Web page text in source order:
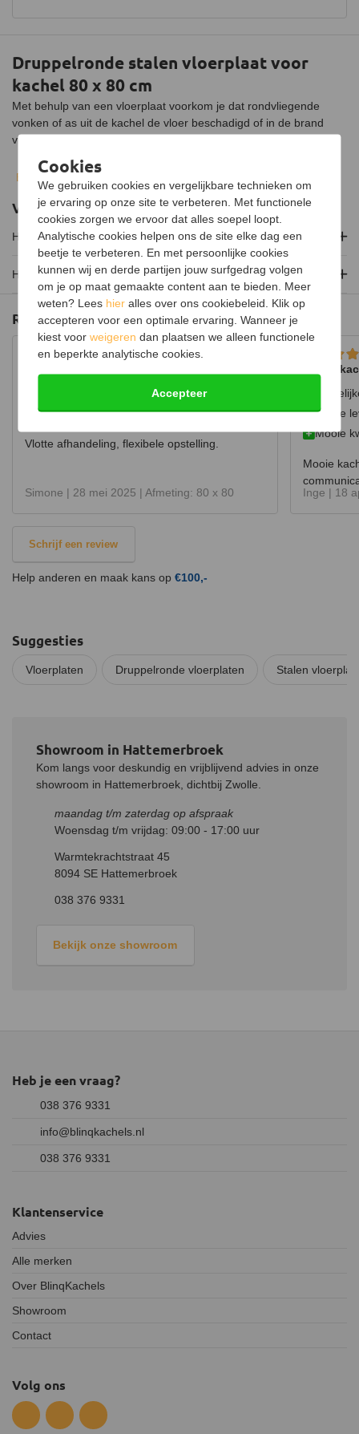
Druppelronde stalen vloerplaat voor
kachel 80 x 80 cm
Met behulp van een vloerplaat voorkom je dat rondvliegende
vonken of as uit de kachel de vloer beschadigd of in de brand
vliegt.
Deze druppelronde stalen vloerplaat van 80 bij 80 centimeter
heeft twee kleine gaatjes in verband met het poedercoaten van
de vloerplaat. Dankzij de poedercoating is de vloerplaat minder
gevoelig voor krassen.
Bekijk volledige beschrijving
Veelgestelde vragen
Hoe installeer ik de vloerplaat?
Hoe wordt de vloerplaat verzonden?
Reviews
Simone | 28 mei 2025 | Afmeting: 80 x 80
Flexibel
Vlotte afhandeling, flexibele opstelling.
Mooie
Inge | 18
Snelle
Mooie
Mooie
Schrijf een review
Help anderen en maak kans op €100,-
Suggesties
Vloerplaten Druppelronde vloerplaten Stalen
Showroom in Hattemerbroek
Kom langs voor deskundig en vrijblijvend advies in onze
showroom in Hattemerbroek, dichtbij Zwolle.
maandag t/m zaterdag op afspraak
Woensdag t/m vrijdag: 09:00 - 17:00 uur
Warmtekrachtstraat 45
8094 SE Hattemerbroek
038 376 9331
Bekijk onze showroom
Heb je een vraag?
038 376 9331
info@blinqkachels.nl
038 376 9331
Klantenservice
Advies
Alle merken
Over BlinqKachels
Showroom
Contact
Volg ons
Cookies
We gebruiken cookies en vergelijkbare technieken om
je ervaring op onze site te verbeteren. Met functionele
cookies zorgen we ervoor dat alles soepel loopt.
Analytische cookies helpen ons de site elke dag een
beetje te verbeteren. En met persoonlijke cookies
kunnen wij en derde partijen jouw surfgedrag volgen
om je op maat gemaakte content aan te bieden. Meer
weten? Lees hier alles over ons cookiebeleid. Klik op
accepteren voor een optimale ervaring. Wanneer je
kiest voorweigeren dan plaatsen we alleen functionele
en beperkte analytische cookies.
Accepteer